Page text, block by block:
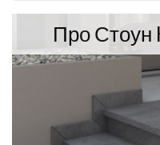
Про Стоун